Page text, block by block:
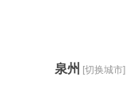
泉州 [切换城市]